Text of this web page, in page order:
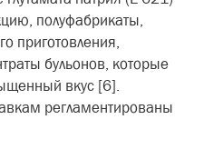
полуфабрикаты,
приготовления,
бульонов, которые
вкус [6].
регламентированы